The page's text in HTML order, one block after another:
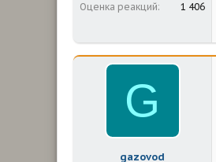
Оценка реакций
1 406
G
gazovod